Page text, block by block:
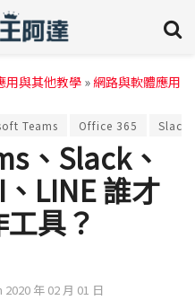
用與其他教學 »網路與軟體應用
Teams Office 365 Slack
、Slack、
LINE 誰才
具？
年 02 月 01 日